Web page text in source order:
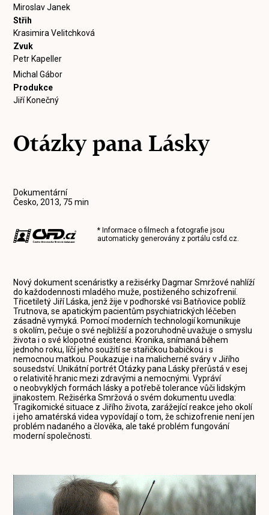
Miroslav Janek
Střih
Krasimira Velitchková
Zvuk
Petr Kapeller
Michal Gábor
Produkce
Jiří Konečný
Otázky pana Lásky
Dokumentární
Česko, 2013, 75 min
* Informace o filmech a fotografie jsou
automaticky generovány z portálucsfd.cz.
Nový dokument scenáristky a režisérky Dagmar Smržové nahlíží
do každodennosti mladého muže, postiženého schizofrenií.
Třicetiletý Jiří Láska, jenž žije v podhorské vsi Batňovice poblíž
Trutnova, se apatickým pacientům psychiatrických léčeben
zásadně vymyká. Pomocí moderních technologií komunikuje
s okolím, pečuje o své nejbližší a pozoruhodně uvažuje o smyslu
života i o své klopotné existenci. Kronika, snímaná během
jednoho roku, líčí jeho soužití se stařičkou babičkou i s
nemocnou matkou. Poukazuje i na malicherné sváry v Jiřího
sousedství. Unikátní portrét Otázky pana Lásky přerůstá v esej
o relativitě hranic mezi zdravými a nemocnými. Vypráví
o neobvyklých formách lásky a potřebě tolerance vůči lidským
jinakostem. Režisérka Smržová o svém dokumentu uvedla:
Tragikomické situace z Jiřího života, zarážející reakce jeho okolí
i jeho amatérská videa vypovídají o tom, že schizofrenie není jen
problém nadaného a člověka, ale také problém fungování
moderní společnosti.